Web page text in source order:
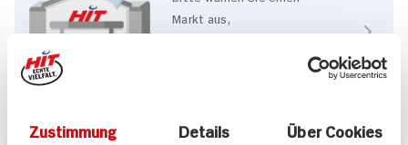
Zustimmung Details Über Cookies
Markt aus,